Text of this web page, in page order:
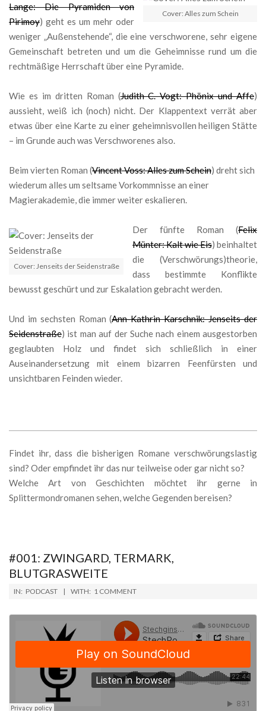
Cover: Alles zum Schein
Lange: Die Pyramiden von
Pirimoy) geht es um mehr oder
weniger „Außenstehende“, die eine verschworene, sehr eigene
Gemeinschaft betreten und um die Geheimnisse rund um die
rechtmäßige Herrschaft über eine Pyramide.
Wie es im dritten Roman (Judith C. Vogt: Phönix und Affe)
aussieht, weiß ich (noch) nicht. Der Klappentext verrät aber
etwas über eine Karte zu einer geheimnisvollen heiligen Stätte
– im Grunde auch was Verschworenes also.
Beim vierten Roman (Vincent Voss: Alles zum Schein) dreht sich
wiederum alles um seltsame Vorkommnisse an einer
Magierakademie, die immer weiter eskalieren.
Cover: Jenseits der Seidenstraße
Der fünfte Roman (Felix
Münter: Kalt wie Eis) beinhaltet
die (Verschwörungs)theorie,
dass bestimmte Konflikte
bewusst geschürt und zur Eskalation gebracht werden.
Und im sechsten Roman (Ann-Kathrin Karschnik: Jenseits der
Seidenstraße) ist man auf der Suche nach einem ausgestorben
geglaubten Holz und findet sich schließlich in einer
Auseinandersetzung mit einem bizarren Feenfürsten und
unsichtbaren Feinden wieder.
Findet ihr, dass die bisherigen Romane verschwörungslastig
sind? Oder empfindet ihr das nur teilweise oder gar nicht so?
Welche Art von Geschichten möchtet ihr gerne in
Splittermondromanen sehen, welche Gegenden bereisen?
#001: ZWINGARD, TERMARK,
BLUTGRASWEITE
2018-
10
IN: PODCAST WITH: 1 COMMENT